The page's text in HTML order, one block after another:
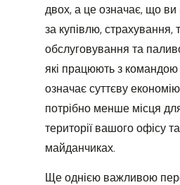
двох, а це означає, що
за купівлю, страхування,
обслуговування та
які працюють з
означає суттєву
потрібно менше місця
території вашого офісу
майданчиках.
Ще однією важливою